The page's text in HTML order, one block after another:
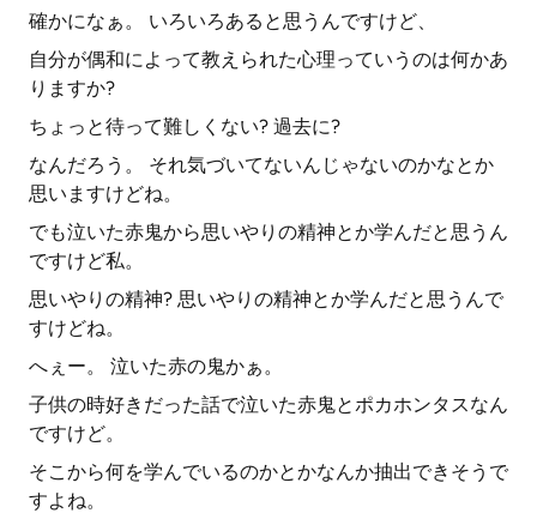
確かになぁ。 いろいろあると思うんですけど、
自分が偶和によって教えられた心理っていうのは何かあ
りますか?
ちょっと待って難しくない? 過去に?
なんだろう。 それ気づいてないんじゃないのかなとか
思いますけどね。
でも泣いた赤鬼から思いやりの精神とか学んだと思うん
ですけど私。
思いやりの精神? 思いやりの精神とか学んだと思うんで
すけどね。
へぇー。 泣いた赤の鬼かぁ。
子供の時好きだった話で泣いた赤鬼とポカホンタスなん
ですけど。
そこから何を学んでいるのかとかなんか抽出できそうで
すよね。